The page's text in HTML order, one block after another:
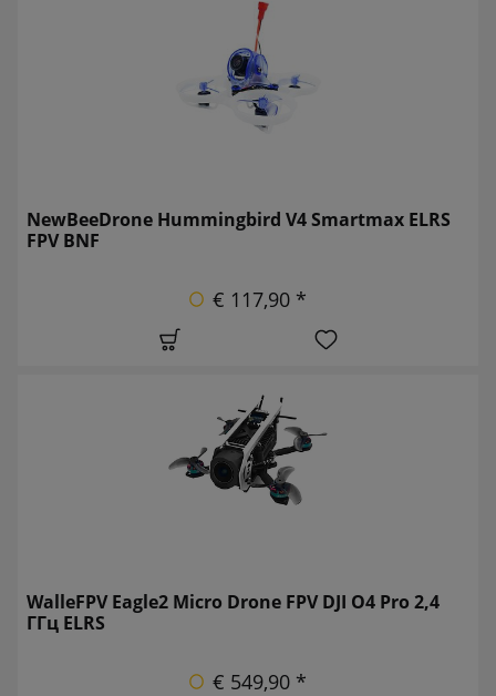
NewBeeDrone Hummingbird V4 Smartmax ELRS
FPV BNF
€ 117,90 *
WalleFPV Eagle2 Micro Drone FPV DJI O4 Pro 2,4
ГГц ELRS
€ 549,90 *